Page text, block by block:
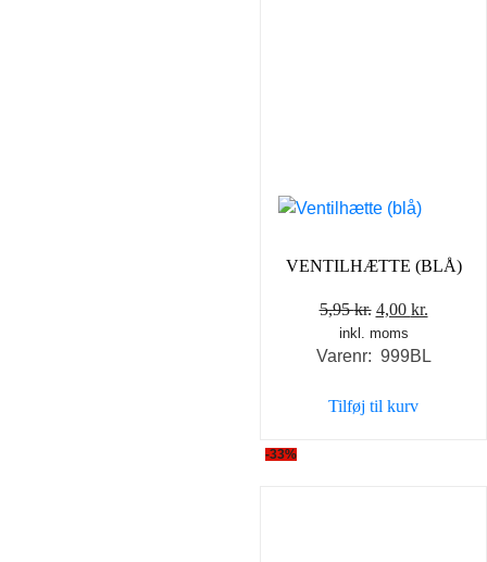
VENTILHÆTTE (BLÅ)
5,95kr. Den
oprindelige
pris
5,95 kr..
4,00 kr.
pris
inkl. moms
Varenr: 999BL
Tilføj til kurv
-33%